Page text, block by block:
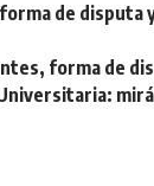
de disputa
forma de